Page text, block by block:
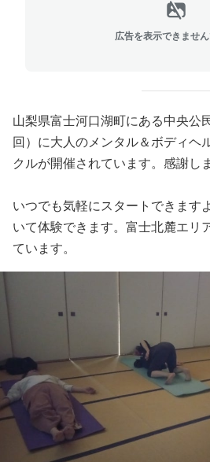
広告を表示できませ
山梨県富士河口湖町にある中央公
回）に大人のメンタル＆ボディヘ
クルが開催されています。感謝し
いつでも気軽にスタートできま
いて体験できます。富士北麓エリ
ています。